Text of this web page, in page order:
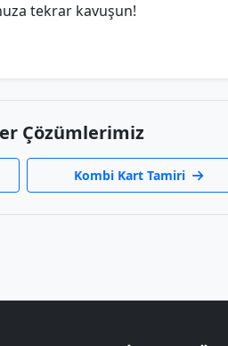
tekrar kavuşun!
Çözümlerimiz
Kombi Kart Tamiri